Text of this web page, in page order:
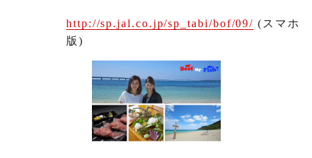
http://sp.jal.co.jp/sp_tabi/bof/09/ (スマホ
版)